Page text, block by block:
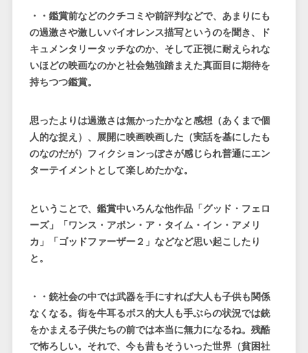
・・鑑賞前などのクチコミや前評判などで、あまりにも
の過激さや激しいバイオレンス描写というのを聞き、ド
キュメンタリータッチなのか、そして正視に耐えられな
いほどの映画なのかと社会勉強踏まえた真面目に期待を
持ちつつ鑑賞。
思ったよりは過激さは無かったかなと感想（あくまで個
人的な捉え）、展開に映画映画した（実話を基にしたも
のなのだが）フィクションっぽさが感じられ普通にエン
ターテイメントとして楽しめたかな。
ということで、鑑賞中いろんな他作品「グッド・フェロ
ーズ」「ワンス・アポン・ア・タイム・イン・アメリ
カ」「ゴッドファーザー２」などなど思い起こしたり
と。
・・銃社会の中では武器を手にすれば大人も子供も関係
なくなる。街を牛耳るボス的大人も手ぶらの状況では銃
をかまえる子供たちの前では本当に無力になるね。残酷
で怖ろしい。それで、今も昔もそういった世界（貧困社